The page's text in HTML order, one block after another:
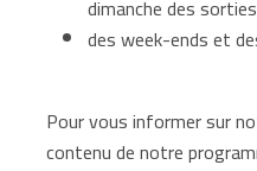
dimanche des
des week-ends et
Pour vous informer sur
contenu de notre